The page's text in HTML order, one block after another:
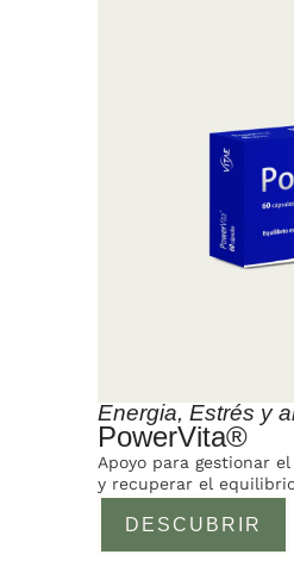
Energia, Estrés y
PowerVita®
DESCUBRIR
Apoyo para gestionar
y recuperar el